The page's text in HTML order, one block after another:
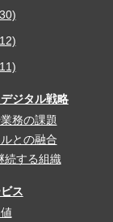
ジタル戦略
務の課題
との融合
続する組織
ス